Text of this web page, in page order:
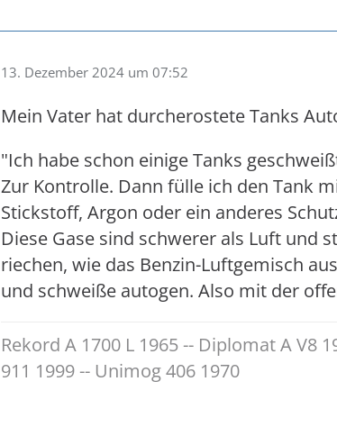
13. Dezember 2024 um 07:52
Mein Vater hat durcherostete Tanks
"Ich habe schon einige Tanks
Zur Kontrolle. Dann fülle ich den Tank
Stickstoff, Argon oder ein anderes
Diese Gase sind schwerer als Luft und
riechen, wie das Benzin-Luftgemisch
und schweiße autogen. Also mit der
Rekord A 1700 L 1965 -- Diplomat A V8
911 1999 -- Unimog 406 1970